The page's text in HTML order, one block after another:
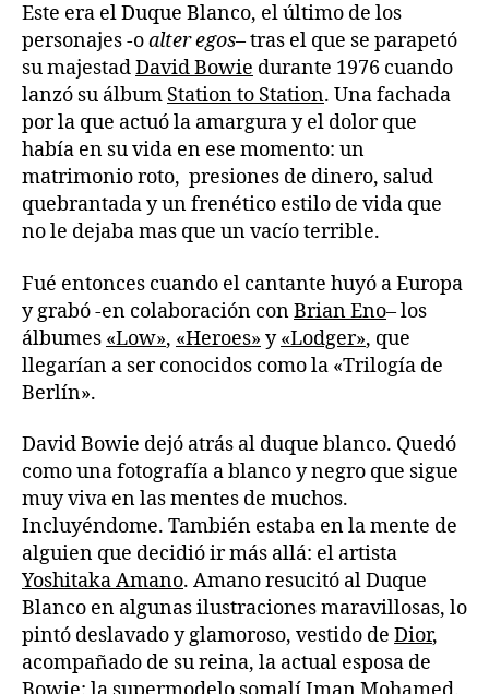
Este era el Duque Blanco, el último de los
personajes -oalter egos– tras el que se parapetó
su majestadDavid Bowie durante 1976 cuando
lanzó su álbum Station to Station. Una fachada
por la que actuó la amargura y el dolor que
había en su vida en ese momento: un
matrimonio roto, presiones de dinero, salud
quebrantada y un frenético estilo de vida que
no le dejaba mas que un vacío terrible.
Fué entonces cuando el cantante huyó a Europa
y grabó -en colaboración conBrian Eno– los
álbumes «Low», «Heroes» y«Lodger», que
llegarían a ser conocidos como la «Trilogía de
Berlín».
David Bowie dejó atrás al duque blanco. Quedó
como una fotografía a blanco y negro que sigue
muy viva en las mentes de muchos.
Incluyéndome. También estaba en la mente de
alguien que decidió ir más allá: el artista
Yoshitaka Amano. Amano resucitó al Duque
Blanco en algunas ilustraciones maravillosas, lo
pintó deslavado y glamoroso, vestido de Dior,
acompañado de su reina, la actual esposa de